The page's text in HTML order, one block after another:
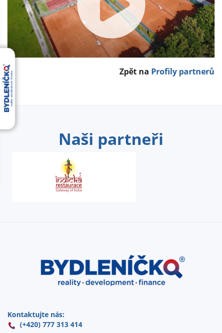
Zpět na Profily partnerů
Naši partneři
Kontaktujte nás:
(+420) 777 313 414